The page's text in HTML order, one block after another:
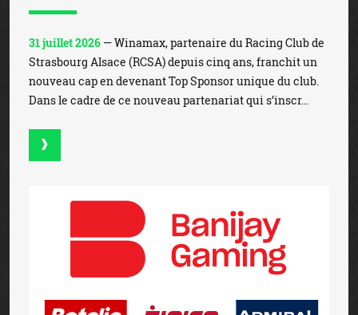
31 juillet 2026 — Winamax, partenaire du Racing Club de
Strasbourg Alsace (RCSA) depuis cinq ans, franchit un
nouveau cap en devenant Top Sponsor unique du club.
Dans le cadre de ce nouveau partenariat qui s’inscr...